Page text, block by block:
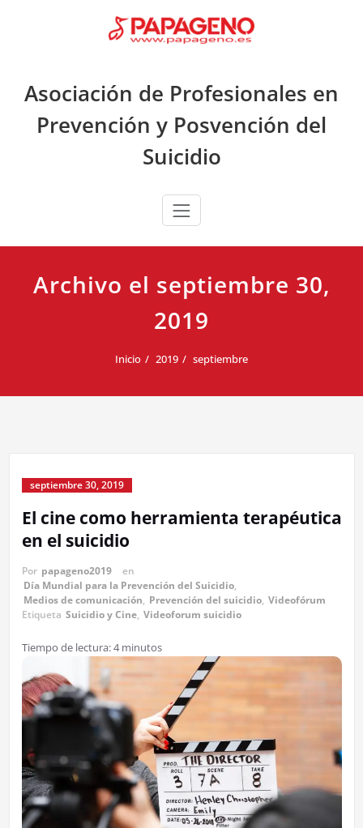
Asociación de Profesionales en
Prevención y Posvención del
Suicidio
Archivo el septiembre 30,
2019
Inicio 2019 septiembre
septiembre 30, 2019
El cine como herramienta terapéutica
en el suicidio
Por papageno2019
en
Día Mundial para la Prevención del Suicidio,
Medios de comunicación, Prevención del suicidio, Videofórum
Etiqueta Suicidio y Cine, Videoforum suicidio
Tiempo de lectura:4 minutos